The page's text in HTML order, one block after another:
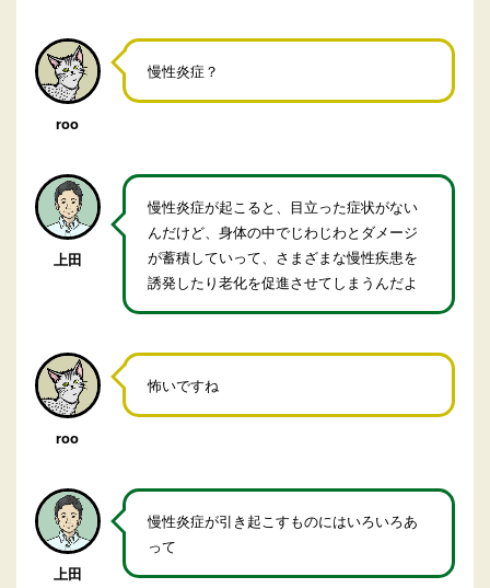
roo
慢性炎症？
上田
慢性炎症が起こると、目立った症状がない
んだけど、身体の中でじわじわとダメージ
が蓄積していって、さまざまな慢性疾患を
誘発したり老化を促進させてしまうんだよ
roo
怖いですね
上田
慢性炎症が引き起こすものにはいろいろあ
って